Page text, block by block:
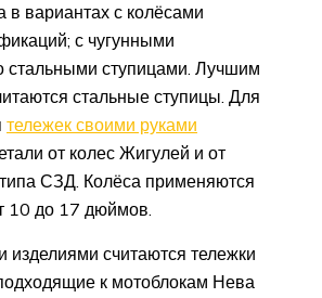
в вариантах с колёсами
с чугунными
стальными ступицами. Лучшим
стальные ступицы. Для
тележек своими руками
от колес Жигулей и от
СЗД. Колёса применяются
10 до 17 дюймов.
считаются тележки
к мотоблокам Нева